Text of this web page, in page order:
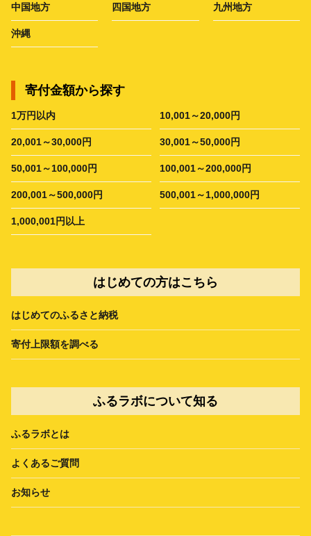
中国地方 四国地方 九州地方
沖縄
寄付金額から探す
1万円以内 10,001～20,000円
20,001～30,000円 30,001～50,000円
50,001～100,000円 100,001～200,000円
200,001～500,000円 500,001～1,000,000円
1,000,001円以上
はじめての方はこちら
はじめてのふるさと納税
寄付上限額を調べる
ふるラボについて知る
ふるラボとは
よくあるご質問
お知らせ